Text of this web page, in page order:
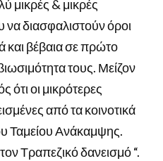
μικρές & μικρές
να διασφαλιστούν όροι
και βέβαια σε πρώτο
τους. Μείζον
ότι οι μικρότερες
από τα κοινοτικά
Ταμείου Ανάκαμψης.
Τραπεζικό δανεισμό “.